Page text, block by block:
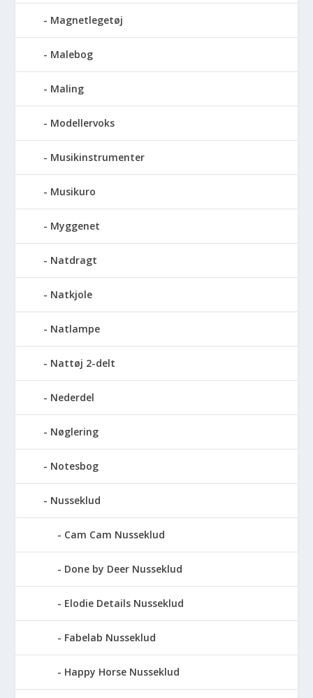
Magnetlegetøj
Malebog
Maling
Modellervoks
Musikinstrumenter
Musikuro
Myggenet
Natdragt
Natkjole
Natlampe
Nattøj 2-delt
Nederdel
Nøglering
Notesbog
Nusseklud
Cam Cam Nusseklud
Done by Deer Nusseklud
Elodie Details Nusseklud
Fabelab Nusseklud
Happy Horse Nusseklud